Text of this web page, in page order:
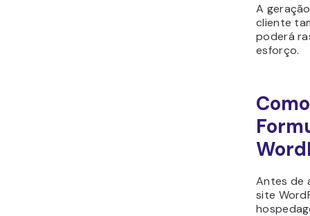
A
cliente
poderá
esforço.
Antes de
site